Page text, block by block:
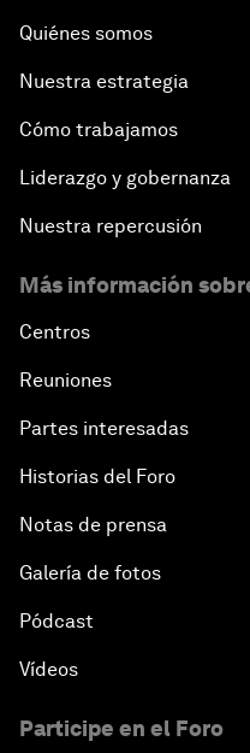
Quiénes somos
Nuestra estrategia
Cómo trabajamos
Liderazgo y gobernanza
Nuestra repercusión
Más información
Centros
Reuniones
Partes interesadas
Historias del Foro
Notas de prensa
Galería de fotos
Pódcast
Vídeos
Participe en el Foro